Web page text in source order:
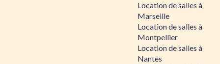
Location de salles à
Marseille
Location de salles à
Montpellier
Location de salles à
Nantes